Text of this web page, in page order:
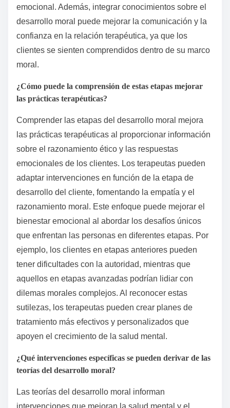
fomentando en última instancia el bienestar
emocional. Además, integrar conocimientos sobre el
desarrollo moral puede mejorar la comunicación y la
confianza en la relación terapéutica, ya que los
clientes se sienten comprendidos dentro de su marco
moral.
¿Cómo puede la comprensión de estas etapas mejorar
las prácticas terapéuticas?
tener dificultades con la autoridad, mientras que
aquellos en etapas avanzadas podrían lidiar con
dilemas morales complejos. Al reconocer estas
sutilezas, los terapeutas pueden crear planes de